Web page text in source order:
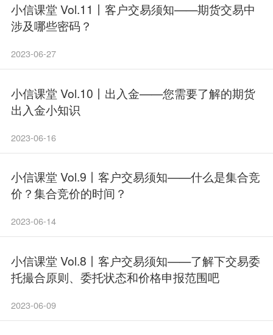
小信课堂 Vol.11丨客户交易须知——期货交易中
涉及哪些密码？
2023-06-27
小信课堂 Vol.10丨出入金——您需要了解的期货
出入金小知识
2023-06-16
小信课堂 Vol.9丨客户交易须知——什么是集合竞
价？集合竞价的时间？
2023-06-14
小信课堂 Vol.8丨客户交易须知——了解下交易委
托撮合原则、委托状态和价格申报范围吧
2023-06-09